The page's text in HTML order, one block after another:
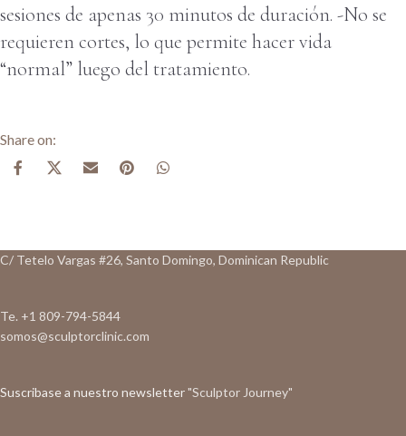
sesiones de apenas 30 minutos de duración. -No se
requieren cortes, lo que permite hacer vida
“normal” luego del tratamiento.
C/ Tetelo Vargas #26, Santo Domingo, Dominican Republic
Te. +1 809-794-5844
somos@sculptorclinic.com
Suscribase a nuestro newsletter"Sculptor Journey"